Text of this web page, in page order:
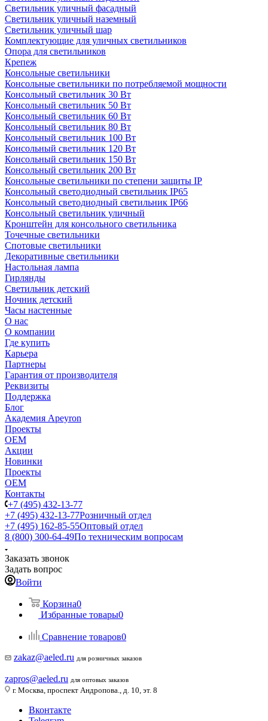
Светильник уличный фасадный
Светильник уличный наземный
Cветильник уличный шар
Комплектующие для уличных светильников
Опора для светильников
Крепеж
Консольные светильники
Консольные светильники по потребляемой мощности
Консольный светильник 30 Вт
Консольный светильник 50 Вт
Консольный светильник 60 Вт
Консольный светильник 80 Вт
Консольный светильник 100 Вт
Консольный светильник 120 Вт
Консольный светильник 150 Вт
Консольный светильник 200 Вт
Консольные светильники по степени защиты IP
Консольный светодиодный светильник IP65
Консольный светодиодный светильник IP66
Консольный светильник уличный
Кронштейн для консольного светильника
Точечные светильники
Спотовые светильники
Декоративные светильники
Настольная лампа
Гирлянды
Светильник детский
Ночник детский
Часы настенные
О нас
О компании
Где купить
Карьера
Партнеры
Гарантия от производителя
Реквизиты
Поддержка
Блог
Академия Apeyron
Проекты
ОЕМ
Акции
Новинки
Проекты
ОЕМ
Контакты
+7 (495) 432-13-77
+7 (495) 432-13-77Розничный отдел
+7 (495) 162-85-55Оптовый отдел
8 (800) 300-64-49По техническим вопросам
Заказать звонок
Задать вопрос
Войти
Корзина0
Избранные товары0
Сравнение товаров0
zakaz@aeled.ru для розничных заказов
zapros@aeled.ru для оптовых заказов
г. Москва, проспект Андропова., д. 10, эт. 8
Вконтакте